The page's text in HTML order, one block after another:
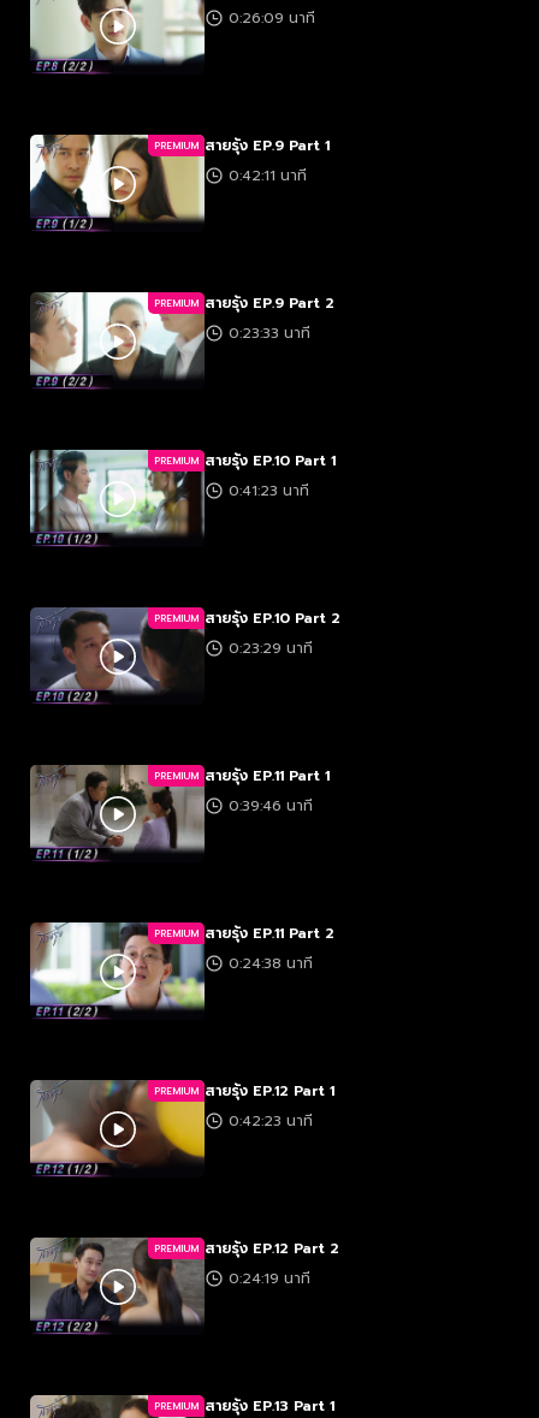
0:26:09 นาที
PREMIUM สายรุ้ง EP.9 Part 1
0:42:11 นาที
PREMIUM สายรุ้ง EP.9 Part 2
0:23:33 นาที
PREMIUM สายรุ้ง EP.10 Part 1
0:41:23 นาที
PREMIUM สายรุ้ง EP.10 Part 2
0:23:29 นาที
PREMIUM สายรุ้ง EP.11 Part 1
0:39:46 นาที
PREMIUM สายรุ้ง EP.11 Part 2
0:24:38 นาที
PREMIUM สายรุ้ง EP.12 Part 1
0:42:23 นาที
PREMIUM สายรุ้ง EP.12 Part 2
0:24:19 นาที
PREMIUM สายรุ้ง EP.13 Part 1